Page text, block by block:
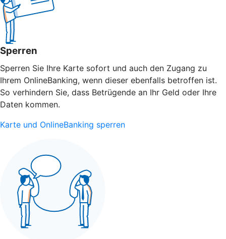
Sperren
Sperren Sie Ihre Karte sofort und auch den Zugang zu
Ihrem OnlineBanking, wenn dieser ebenfalls betroffen ist.
So verhindern Sie, dass Betrügende an Ihr Geld oder Ihre
Daten kommen.
Karte und OnlineBanking sperren